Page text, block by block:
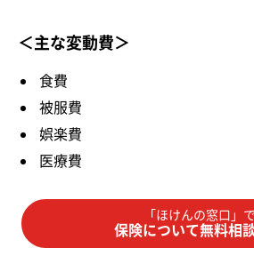
＜主な変動費＞
食費
被服費
娯楽費
医療費
「ほけんの窓口」で
保険について無料相